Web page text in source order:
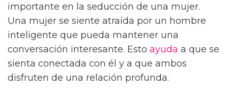
importante en la seducción de una mujer.
Una mujer se siente atraída por un hombre
inteligente que pueda mantener una
conversación interesante. Esto ayuda a que se
sienta conectada con él y a que ambos
disfruten de una relación profunda.